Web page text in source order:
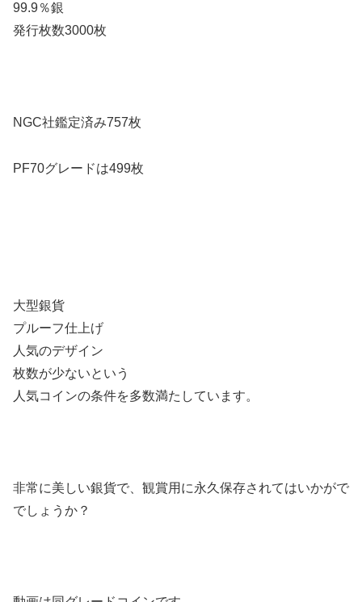
99.9％銀
発行枚数3000枚
NGC社鑑定済み757枚
PF70グレードは499枚
大型銀貨
プルーフ仕上げ
人気のデザイン
枚数が少ないという
人気コインの条件を多数満たしています。
非常に美しい銀貨で、観賞用に永久保存されてはいかがで
でしょうか？